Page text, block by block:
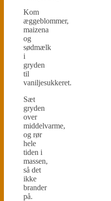
Kom
æggeblommer,
maizena
og
sødmælk
i
gryden
til
vaniljesukkeret.
Sæt
gryden
over
middelvarme,
og rør
hele
tiden i
massen,
så det
ikke
brander
på.